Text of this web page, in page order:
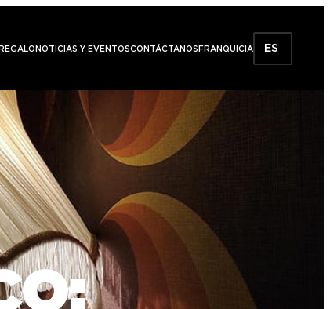
NOTICIAS Y EVENTOSCONTÁCTANOS FRANQUICIA ES